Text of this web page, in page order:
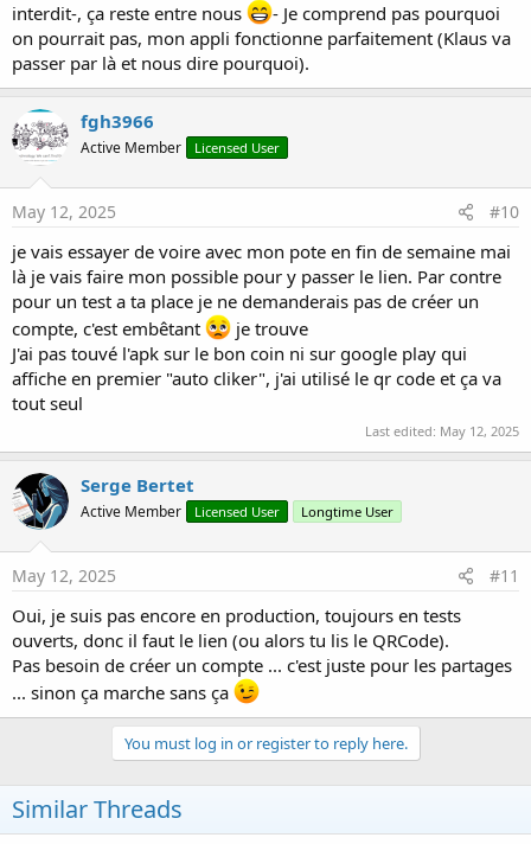
interdit-, ça reste entre nous
- Je comprend pas pourquoi
on pourrait pas, mon appli fonctionne parfaitement (Klaus va
passer par là et nous dire pourquoi).
fgh3966
Active Member Licensed User
May 12, 2025 #10
je vais essayer de voire avec mon pote en fin de semaine mai
là je vais faire mon possible pour y passer le lien. Par contre
pour un test a ta place je ne demanderais pas de créer un
compte, c'est embêtant
je trouve
J'ai pas touvé l'apk sur le bon coin ni sur google play qui
affiche en premier "auto cliker", j'ai utilisé le qr code et ça va
tout seul
Last edited: May 12, 2025
Serge Bertet
Active Member Licensed User Longtime User
May 12, 2025 #11
Oui, je suis pas encore en production, toujours en tests
ouverts, donc il faut le lien (ou alors tu lis le QRCode).
Pas besoin de créer un compte ... c'est juste pour les partages
... sinon ça marche sans ça
You must log in or register to reply here.
Similar Threads